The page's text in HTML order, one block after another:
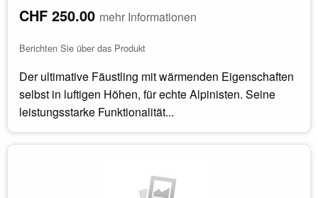
CHF 250.00 mehr Informationen
Berichten Sie über das Produkt
Der ultimative Fäustling mit wärmenden Eigenschaften
selbst in luftigen Höhen, für echte Alpinisten. Seine
leistungsstarke Funktionalität...